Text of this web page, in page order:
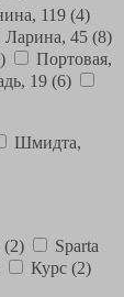
119 (4)
Ларина, 45 (8)
Портовая,
19 (6)
Шмидта,
(2)
Sparta
Курс (2)